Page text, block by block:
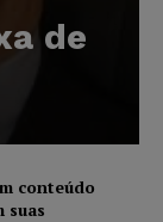
de
conteúdo
suas